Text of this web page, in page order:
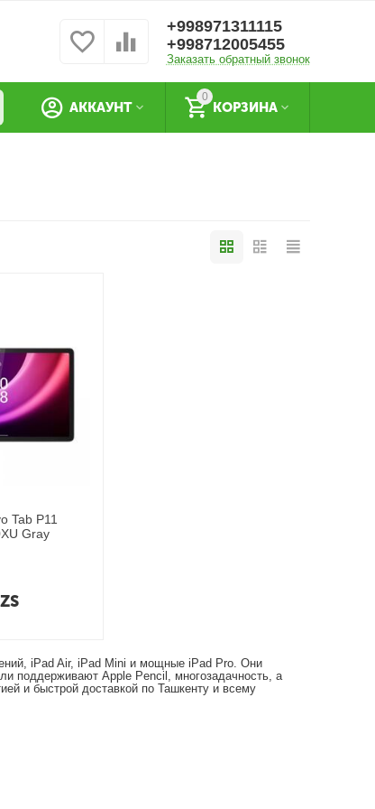
+998971311115
+998712005455
Заказать обратный звонок
0
КОРЗИНА
АККАУНТ
iPad Air, iPad Mini и мощные iPad Pro. Они
поддерживают Apple Pencil, многозадачность, а
и быстрой доставкой по Ташкенту и всему
Tab P11
Gray